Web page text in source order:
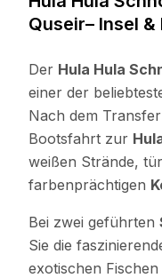
Quseir– Insel &
Der Hula Hula
einer der
Nach dem
Bootsfahrt zur
weißen Strände,
farbenprächtigen
Bei zwei geführten
Sie die
exotischen